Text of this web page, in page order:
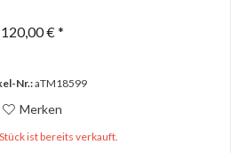
120,00 € *
Nr.:aTM18599
Merken
ist bereits verkauft.